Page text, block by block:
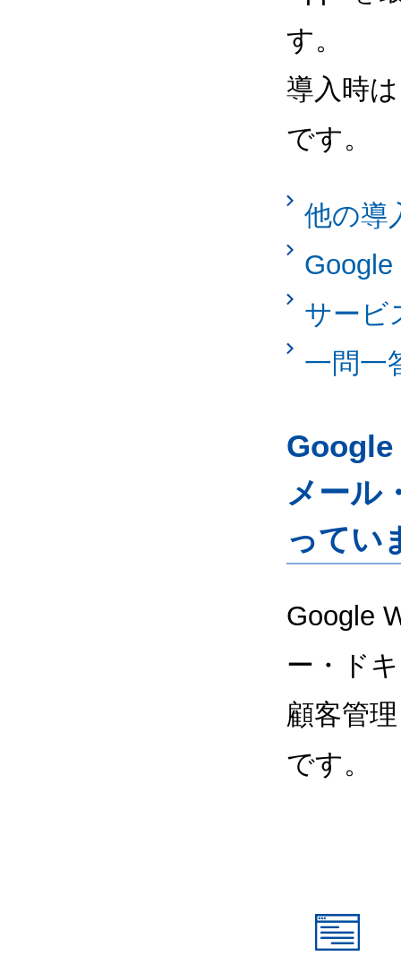
す。
導入時
です。
他の導
サービ
一問一
Google
メール
ってい
Google
ー・ド
顧客管
です。